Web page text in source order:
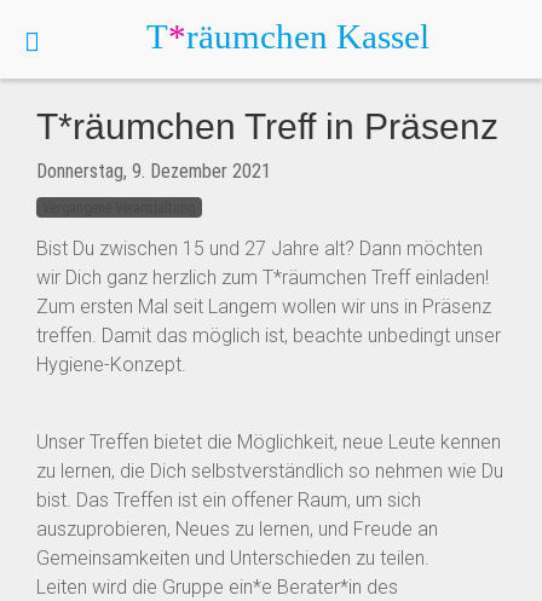
T*räumchen Treff in Präsenz
Donnerstag, 9. Dezember 2021
Bist Du zwischen 15 und 27 Jahre alt? Dann möchten
wir Dich ganz herzlich zum T*räumchen Treff einladen!
Zum ersten Mal seit Langem wollen wir uns in Präsenz
treffen. Damit das möglich ist, beachte unbedingt unser
Hygiene-Konzept.
Unser Treffen bietet die Möglichkeit, neue Leute kennen
zu lernen, die Dich selbstverständlich so nehmen wie Du
bist. Das Treffen ist ein offener Raum, um sich
auszuprobieren, Neues zu lernen, und Freude an
Gemeinsamkeiten und Unterschieden zu teilen.
Leiten wird die Gruppe ein*e Berater*in des
T*räumchen Kassel